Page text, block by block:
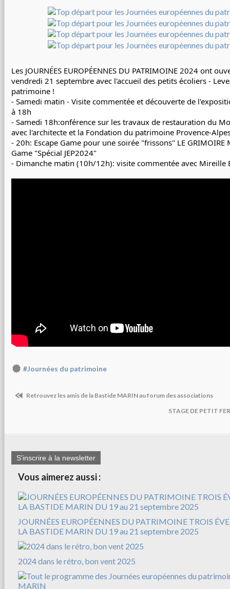
Les JOURNÉES EUROPÉENNES DU PATRIMOINE 2024 ont
vendredi 21 septembre avec l'accueil des petits écoliers -
patrimoine !
- Samedi matin - Visite commentée et découverte de
à 18h
- Samedi 18h:onférence sur les travaux de restauration du
avec l'architecte et la Fondation du patrimoine Provence-
- 20h: Escape Game pour une soirée "frissons" LE GRIMOIRE
Game "Spécial JEP2024"
- Dimanche matin (10h/12h): visite commentée avec Mireille
#Journées du patrimoine
Retrouvez les amis de la Bastide MARIN au forum des associations
STAGE DE PETIT
S'inscrire à la newsletter
Vous aimerez aussi :
JOURNÉES EUROPÉENNES DU PATRIMOINE TROIS
LA BASTIDE MARIN DU 19 au 21 septembre 2025
2024 dans le rétro, bon vent 2025